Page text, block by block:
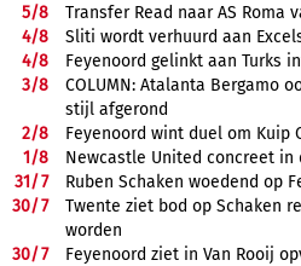
5/8
Transfer Read naar AS Roma
4/8
Sliti wordt verhuurd aan
4/8
Feyenoord gelinkt aan Turks
3/8
COLUMN: Atalanta Bergamo
stijl afgerond
2/8
Feyenoord wint duel om Kuip
1/8
Newcastle United concreet in
31/7
Ruben Schaken woedend op
30/7
Twente ziet bod op Schaken
worden
30/7
Feyenoord ziet in Van Rooij